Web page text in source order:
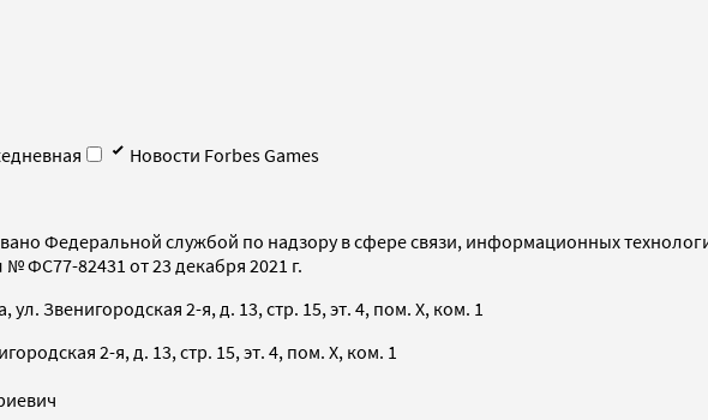
Новости Forbes Games
Федеральной службой по надзору в сфере связи, информационных
ФС77-82431 от 23 декабря 2021 г.
Звенигородская 2-я, д. 13, стр. 15, эт. 4, пом. X, ком. 1
2-я, д. 13, стр. 15, эт. 4, пом. X, ком. 1